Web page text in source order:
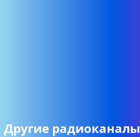
Другие радиоканалы